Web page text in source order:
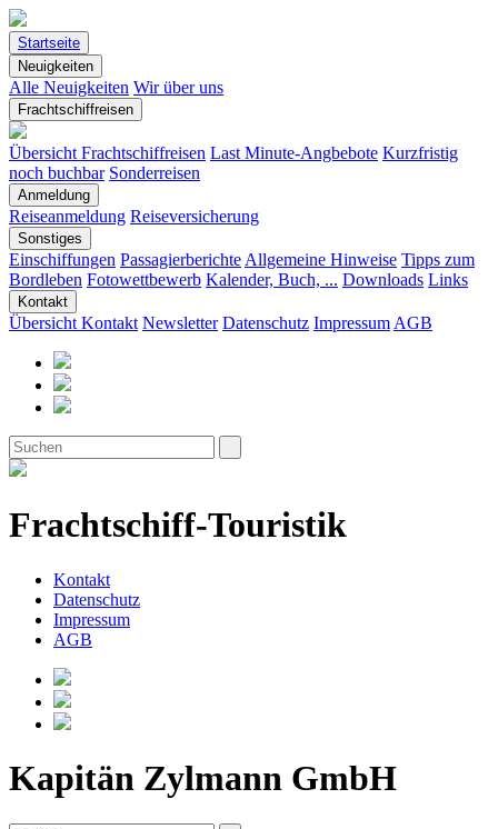
Startseite
Neuigkeiten
Alle Neuigkeiten Wir über uns
Frachtschiffreisen
Übersicht Frachtschiffreisen Last Minute-Angbebote Kurzfristig
noch buchbar Sonderreisen
Anmeldung
Reiseanmeldung Reiseversicherung
Sonstiges
Einschiffungen Passagierberichte Allgemeine Hinweise Tipps zum
Bordleben Fotowettbewerb Kalender, Buch, ... Downloads Links
Kontakt
Übersicht Kontakt Newsletter Datenschutz Impressum AGB
Frachtschiff-Touristik
Kontakt
Datenschutz
Impressum
AGB
Kapitän Zylmann GmbH